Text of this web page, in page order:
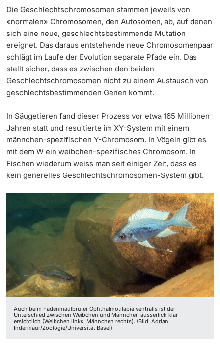
Die Geschlechtschromosomen stammen jeweils von
«normalen» Chromosomen, den Autosomen, ab, auf denen
sich eine neue, geschlechtsbestimmende Mutation
ereignet. Das daraus entstehende neue Chromosomenpaar
schlägt im Laufe der Evolution separate Pfade ein. Das
stellt sicher, dass es zwischen den beiden
Geschlechtschromosomen nicht zu einem Austausch von
geschlechtsbestimmenden Genen kommt.
In Säugetieren fand dieser Prozess vor etwa 165 Millionen
Jahren statt und resultierte im XY-System mit einem
männchen-spezifischen Y-Chromosom. In Vögeln gibt es
mit dem W ein weibchen-spezifisches Chromosom. In
Fischen wiederum weiss man seit einiger Zeit, dass es
kein generelles Geschlechtschromosomen-System gibt.
Auch beim Fadenmaulbrüter Ophthalmotilapia ventralis ist der
Unterschied zwischen Weibchen und Männchen äusserlich klar
ersichtlich (Weibchen links, Männchen rechts). (Bild: Adrian
Indermaur/Zoologie/Universität Basel)